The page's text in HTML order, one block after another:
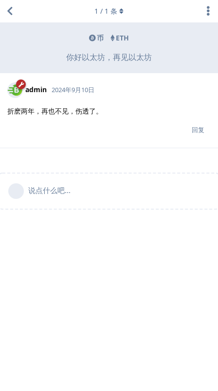
币 ETH
你好以太坊，再见以太坊
1 / 1 条
admin 2024年9月10日
折麽两年，再也不见，伤透了。
回复
说点什么吧...